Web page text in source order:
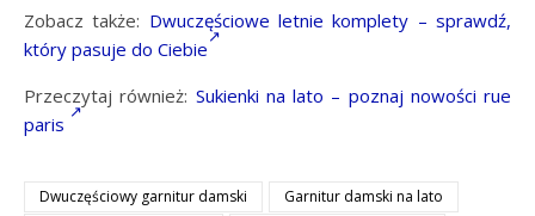
Zobacz także: Dwuczęściowe letnie komplety – sprawdź,
który pasuje do Ciebie
Przeczytaj również: Sukienki na lato – poznaj nowości rue
paris
Dwuczęściowy garnitur damski
Garnitur damski na lato